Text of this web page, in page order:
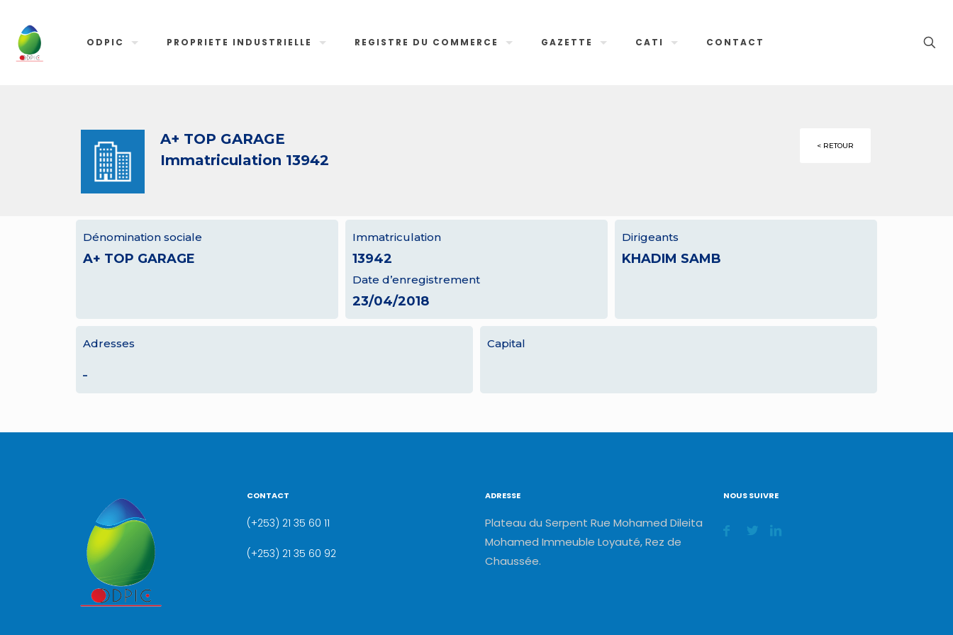
ODPIC PROPRIETE INDUSTRIELLE REGISTRE DU COMMERCE GAZETTE CATI CONTACT
A+ TOP GARAGE
Immatriculation 13942
< RETOUR
Dénomination sociale
A+ TOP GARAGE
Immatriculation
13942
Date d’enregistrement
23/04/2018
Dirigeants
KHADIM SAMB
Adresses
–
Capital
CONTACT
(+253) 21 35 60 11
(+253) 21 35 60 92
ADRESSE
Plateau du Serpent Rue Mohamed Dileita
Mohamed Immeuble Loyauté, Rez de
Chaussée.
NOUS SUIVRE